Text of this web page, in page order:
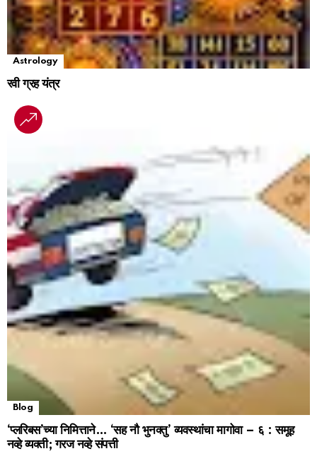
Astrology
रवी ग्रह यंत्र
Blog
‘प्लरिबस’च्या निमित्ताने… ‘सह नौ भुनक्तु’ व्यवस्थांचा मागोवा – ६ : समूह
नव्हे व्यक्ती; गरज नव्हे संपत्ती